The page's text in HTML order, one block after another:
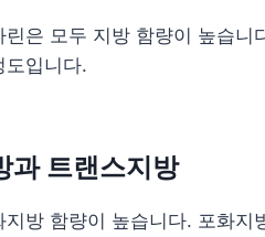
린은 모두 지방 함량이 높습
입니다.
과 트랜스지방
지방 함량이 높습니다. 포화